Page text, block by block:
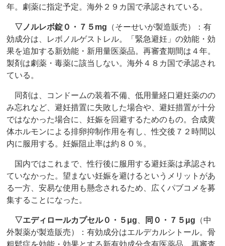
年。劇薬に指定予定。海外２９カ国で承認されている。
▽ ノルレボ錠０・７５mg （そーせいが製造販売）：有
効成分は、レボノルゲストレル。「緊急避妊」の効能・効
果を追加する新効能・新用量医薬品。再審査期間は４年。
製剤は劇薬・毒薬に該当しない。海外４８カ国で承認され
ている。
同剤は、コンドームの装着不備、低用量経口避妊薬のの
み忘れなど、避妊措置に失敗した場合や、避妊措置が十分
ではなかった場合に、妊娠を回避するためのもの。合成黄
体ホルモンによる排卵抑制作用を有し、性交後７２時間以
内に服用する。妊娠阻止率は約８０％。
国内ではこれまで、性行後に服用する避妊薬は承認され
ていなかった。望まない妊娠を避けるというメリットがあ
る一方、安易な使用も懸念されるため、広くパブコメを募
集することになった。
▽エディロールカプセル０・５μg 同０・７５μg （中
外製薬が製造販売）：有効成分はエルデカルシトール。骨